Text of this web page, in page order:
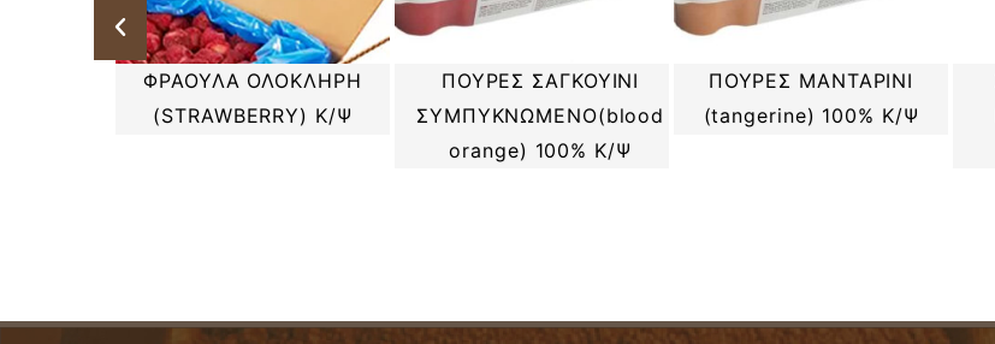
ΦΡΑΟΥΛΑ ΟΛΟΚΛΗΡΗ
(STRAWBERRY) Κ/Ψ
ΠΟΥΡΕΣ ΣΑΓΚΟΥΙΝΙ
ΣΥΜΠΥΚΝΩΜΕΝΟ(blood
orange) 100% Κ/Ψ
ΠΟΥΡΕΣ ΜΑΝΤΑΡΙΝΙ
(tangerine) 100% Κ/Ψ